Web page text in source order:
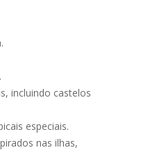
incluindo castelos
especiais.
nas ilhas,